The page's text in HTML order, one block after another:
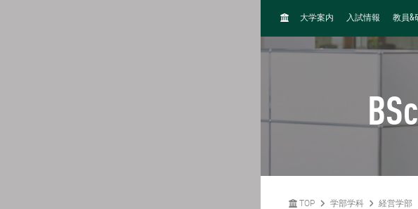
H
大学案内 入試情報 教員&
TOP 学部学科 経営学部